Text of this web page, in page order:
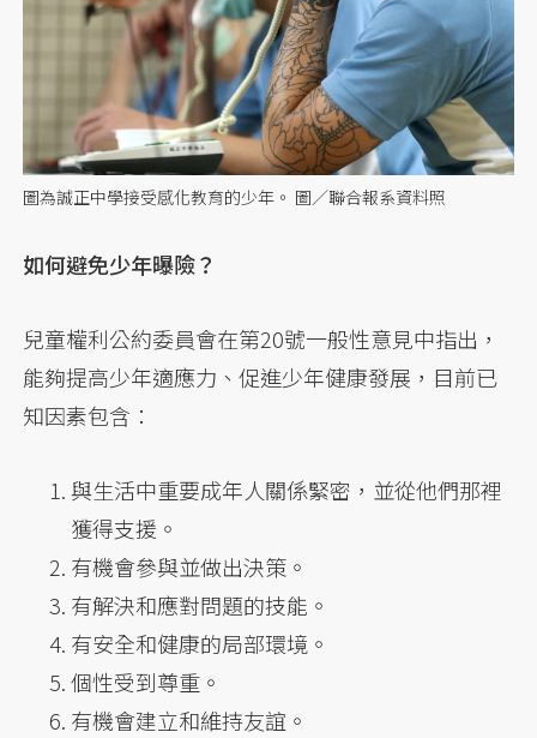
圖為誠正中學接受感化教育的少年。 圖／聯合報系資料照
如何避免少年曝險？
兒童權利公約委員會在第20號一般性意見中指出，
能夠提高少年適應力、促進少年健康發展，目前已
知因素包含：
與生活中重要成年人關係緊密，並從他們那裡
獲得支援。
有機會參與並做出決策。
有解決和應對問題的技能。
有安全和健康的局部環境。
個性受到尊重。
有機會建立和維持友誼。